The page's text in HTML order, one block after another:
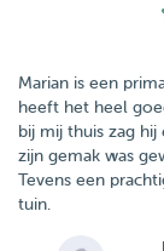
Marian is een
heeft het heel
bij mij thuis zag
zijn gemak was
Tevens een
tuin.